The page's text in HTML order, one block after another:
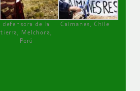
defensora de la
tierra, Melchora,
Perú
Caimanes, Chile